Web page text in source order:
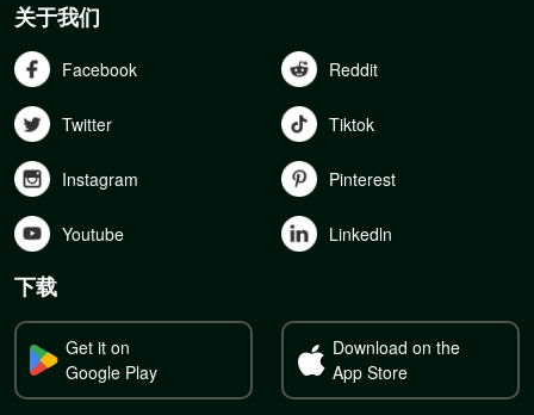
关于我们
Facebook Reddit
Twitter Tiktok
Instagram Pinterest
Youtube Linkedln
下载
Get it on
Google Play
Download on the
App Store